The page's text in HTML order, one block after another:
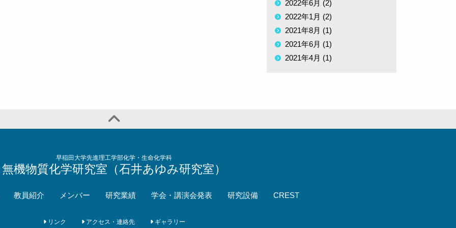
2022年6月 (2)
2022年1月 (2)
2021年8月 (1)
2021年6月 (1)
2021年4月 (1)
早稲田大学先進理工学部化学・生命化学科
無機物質化学研究室（石井あゆみ研究室）
教員紹介 メンバー 研究業績 学会・講演会発表 研究設備 CREST
リンク アクセス・連絡先 ギャラリー